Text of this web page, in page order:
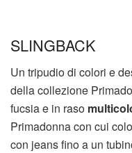
SLINGBACK
Un tripudio di colori e
della collezione
fucsia e in raso
Primadonna con cui
con jeans fino a un